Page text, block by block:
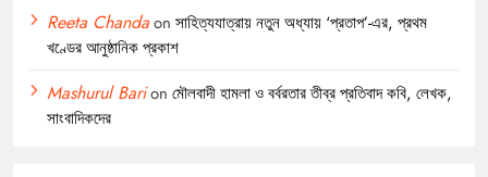
Reeta Chandaon সাহিত্যযাত্রায় নতুন অধ্যায় ‘প্রতাপ’-এর, প্রথম
খণ্ডের আনুষ্ঠানিক প্রকাশ
Mashurul Barion মৌলবাদী হামলা ও বর্বরতার তীব্র প্রতিবাদ কবি, লেখক,
সাংবাদিকদের